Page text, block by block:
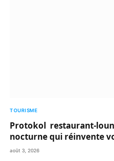
TOURISME
Protokol restaurant-
nocturne qui réinvente
août 3, 2026